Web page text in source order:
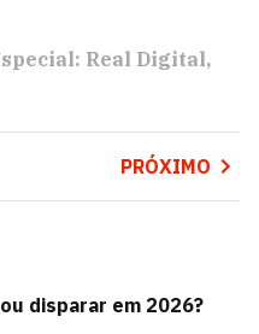
Real Digital
PRÓXIMO
disparar em 2026?